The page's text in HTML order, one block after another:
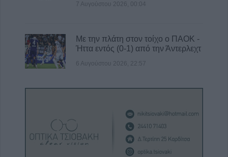
7 Αυγούστου 2026, 00:04
Με την πλάτη στον τοίχο ο ΠΑΟΚ -
Ήττα εντός (0-1) από την Άντερλεχτ
6 Αυγούστου 2026, 22:57